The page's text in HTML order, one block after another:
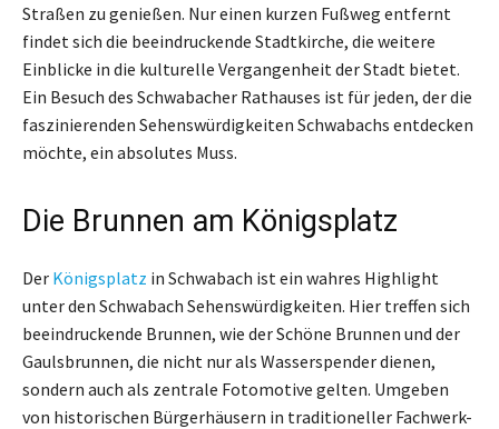
Straßen zu genießen. Nur einen kurzen Fußweg entfernt
findet sich die beeindruckende Stadtkirche, die weitere
Einblicke in die kulturelle Vergangenheit der Stadt bietet.
Ein Besuch des Schwabacher Rathauses ist für jeden, der die
faszinierenden Sehenswürdigkeiten Schwabachs entdecken
möchte, ein absolutes Muss.
Die Brunnen am Königsplatz
Der Königsplatz in Schwabach ist ein wahres Highlight
unter den Schwabach Sehenswürdigkeiten. Hier treffen sich
beeindruckende Brunnen, wie der Schöne Brunnen und der
Gaulsbrunnen, die nicht nur als Wasserspender dienen,
sondern auch als zentrale Fotomotive gelten. Umgeben
von historischen Bürgerhäusern in traditioneller Fachwerk-